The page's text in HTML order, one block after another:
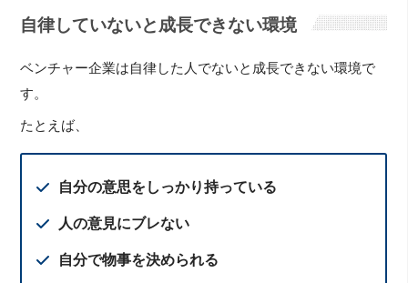
自律していないと成長できない環境
ベンチャー企業は自律した人でないと成長できない環境で
す。
たとえば、
自分の意思をしっかり持っている
人の意見にブレない
自分で物事を決められる